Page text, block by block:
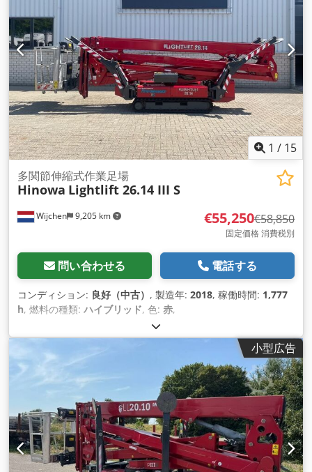
1 / 15
Wijchen 9,205 km
多関節伸縮式作業足場
Hinowa Lightlift 26.14 III S
€55,250€58,850
固定価格 消費税別
問い合わせる 電話する
コンディション: 良好（中古） , 製造年: 2018, 稼働時間: 1,777
h, 燃料の種類: ハイブリッド, 色: 赤,
小型広告